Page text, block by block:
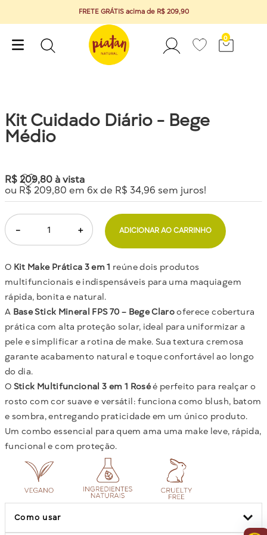
FRETE GRÁTIS acima de R$ 209,90
0
Kit Cuidado Diário - Bege
Médio
R$209,80à vista
ou R$ 209,80 em 6x de R$ 34,96 sem juros!
＋
－ ADICIONAR AO CARRINHO
O Kit Make Prática 3 em 1 reúne dois produtos
multifuncionais e indispensáveis para uma maquiagem
rápida, bonita e natural.
A Base Stick Mineral FPS 70 – Bege Clarooferece cobertura
prática com alta proteção solar, ideal para uniformizar a
pele e simplificar a rotina de make. Sua textura cremosa
garante acabamento natural e toque confortável ao longo
do dia.
O Stick Multifuncional 3 em 1 Roséé perfeito para realçar o
rosto com cor suave e versátil: funciona como blush, batom
e sombra, entregando praticidade em um único produto.
Um combo essencial para quem ama uma make leve, rápida,
funcional e com proteção.
Como usar